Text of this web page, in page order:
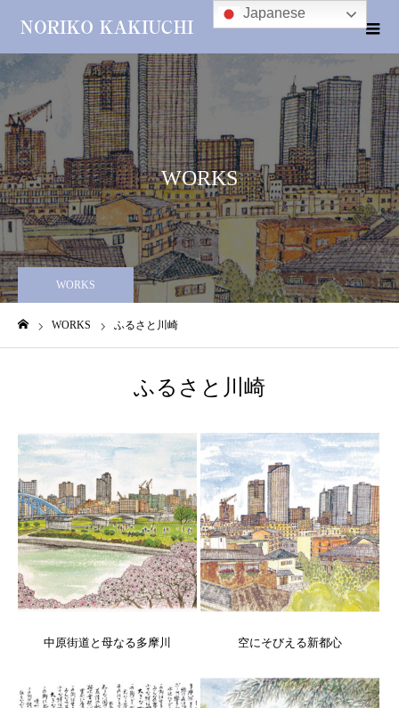
WORKS
WORKS
WORKS ふるさと川崎
ふるさと川崎
中原街道と母なる多摩川 空にそびえる新都心
Japanese